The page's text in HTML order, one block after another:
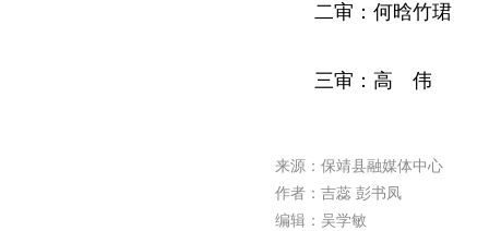
二审：何晗竹珺
三审：高 伟
来源：保靖县融媒体中心
作者：吉蕊 彭书凤
编辑：吴学敏